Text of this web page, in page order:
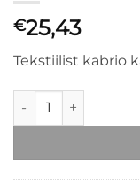
€25,43
Tekstiilist kabrio
Tenzi Cabrio Prot